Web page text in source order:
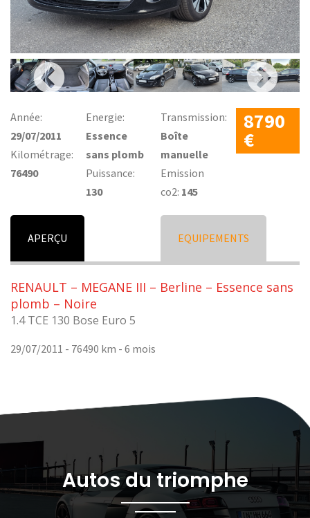
Année:
29/07/2011
Kilométrage:
76490
Energie:
Essence
sans plomb
Puissance:
130
Transmission:
Boîte
manuelle
Emission
co2: 145
8790
€
APERÇU EQUIPEMENTS
RENAULT – MEGANE III – Berline – Essence sans
plomb – Noire
1.4 TCE 130 Bose Euro 5
29/07/2011 - 76490 km - 6 mois
Autos du triomphe